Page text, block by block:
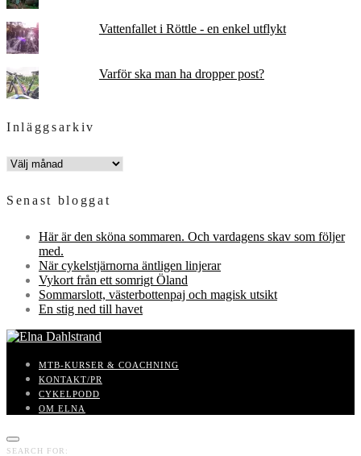
Vattenfallet i Röttle - en enkel utflykt
Varför ska man ha dropper post?
Inläggsarkiv
INLÄGGSARKIV
Senast bloggat
Här är den sköna sommaren. Och vardagens skav som följer
med.
När cykelstjärnorna äntligen linjerar
Vykort från ett somrigt Öland
Sommarslott, västerbottenpaj och magisk utsikt
En stig ned till havet
MTB-KURSER & COACHNING
KONTAKT/PR
CYKELPODD
OM ELNA
SEARCH FOR: